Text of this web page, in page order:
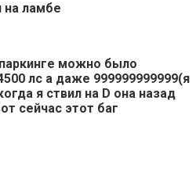
на ламбе
можно было
лс а даже 999999999999(я
я ствил на D она назад
сейчас этот баг